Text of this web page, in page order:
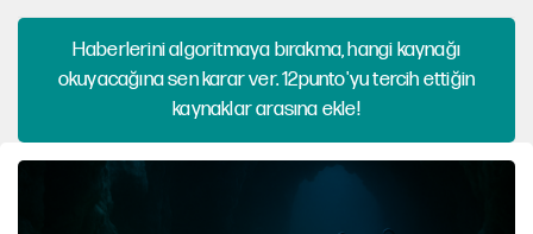
Haberlerini algoritmaya bırakma, hangi kaynağı
okuyacağına sen karar ver. 12punto'yu tercih ettiğin
kaynaklar arasına ekle!